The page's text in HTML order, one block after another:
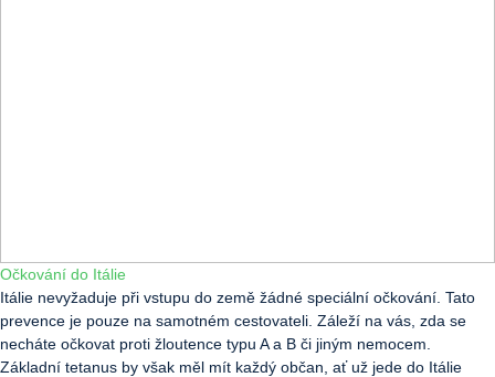
Očkování do Itálie
Itálie nevyžaduje při vstupu do země žádné speciální očkování. Tato
prevence je pouze na samotném cestovateli. Záleží na vás, zda se
necháte očkovat proti žloutence typu A a B či jiným nemocem.
Základní tetanus by však měl mít každý občan, ať už jede do Itálie